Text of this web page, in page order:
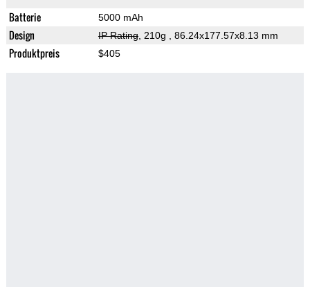
Batterie 5000 mAh
Design IP Rating, 210g , 86.24x177.57x8.13 mm
Produktpreis $405